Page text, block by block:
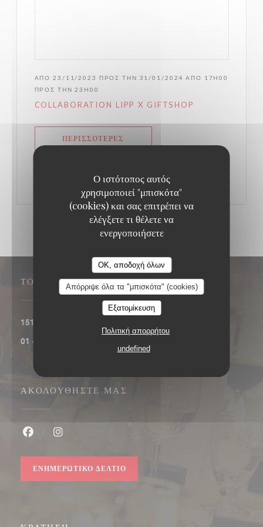
Ο ιστότοπος αυτός
χρησιμοποιεί "μπισκότα"
(cookies) και σας επιτρέπει να
ελέγξετε τι θέλετε να
ενεργοποιήσετε
OK, αποδοχή όλων
Απόρριψε όλα τα "μπισκότα" (cookies)
Εξατομίκευση
Πολιτική απορρήτου
undefined
ΑΠΌ 23/11/2023 ΠΡΟΣ ΤΗΝ 31/01/2024 ΑΠΌ 17H00
ΠΡΟΣ ΤΗΝ 23H00
COLLABORATION LIPP X GIFTSHOP
ΠΕΡΙΣΣΌΤΕΡΕΣ
((ΑΝΟΊΓΕΙ ΣΕ ΝΈΟ ΠΑΡΆΘΥΡΟ))
ΤΟΠΟΘΕΣΊΑ
151, boulevard Saint-Germain 75006 Paris
01 45 48 53 91
ΑΚΟΛΟΥΘΉΣΤΕ ΜΑΣ
ΕΝΗΜΕΡΩΤΙΚΌ ΔΕΛΤΊΟ